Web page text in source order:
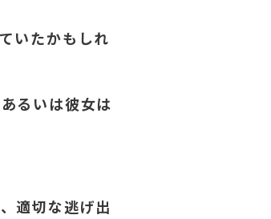
いたかもしれ
るいは彼女は
適切な逃げ出